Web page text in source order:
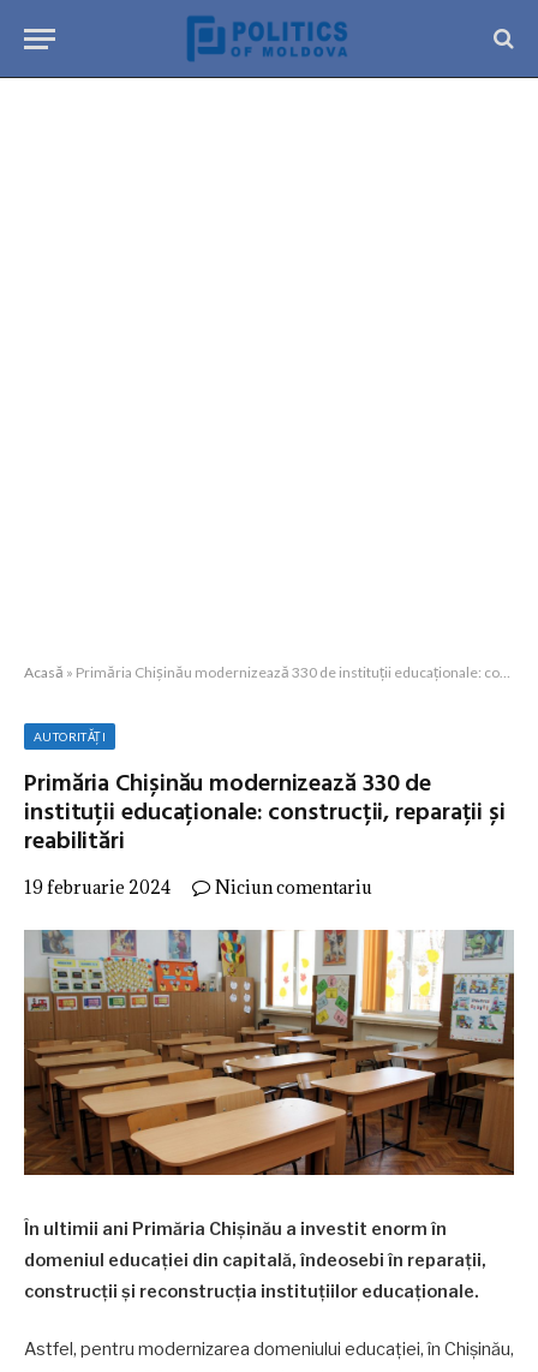
Acasă » Primăria Chișinău modernizează 330 de instituții educaționale: construcții, reparații și reabilitări
AUTORITĂȚI
Primăria Chișinău modernizează 330 de
instituții educaționale: construcții, reparații și
reabilitări
19 februarie 2024 Niciun comentariu
În ultimii ani Primăria Chişinău a investit enorm în
domeniul educaţiei din capitală, îndeosebi în reparații,
construcții și reconstrucția instituțiilor educaționale.
Astfel, pentru modernizarea domeniului educației, în Chișinău,